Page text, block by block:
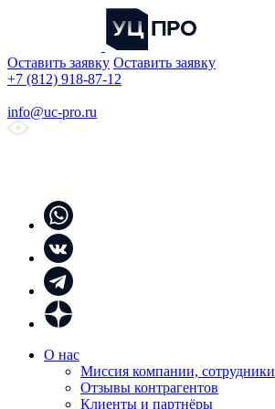
Оставить заявку Оставить заявку
+7 (812) 918-87-12
info@uc-pro.ru
О нас
Миссия компании, сотрудники
Отзывы контрагентов
Клиенты и партнёры